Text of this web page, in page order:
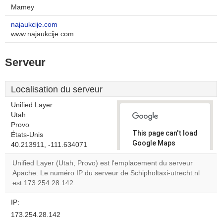
Mamey
najaukcije.com
www.najaukcije.com
Serveur
Localisation du serveur
Unified Layer
Utah
Provo
États-Unis
40.213911, -111.634071
This page can't load
Google Maps
correctly.
Do you
Unified Layer (Utah, Provo) est l'emplacement du serveur
Apache. Le numéro IP du serveur de Schipholtaxi-utrecht.nl
est 173.254.28.142.
IP:
173.254.28.142